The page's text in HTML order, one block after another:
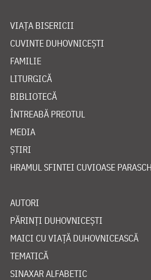
VIAȚA BISERICII
CUVINTE DUHOVNICEȘTI
FAMILIE
LITURGICĂ
BIBLIOTECĂ
ÎNTREABĂ PREOTUL
MEDIA
ȘTIRI
HRAMUL SFINTEI CUVIOASE
AUTORI
PĂRINȚI DUHOVNICEȘTI
MAICI CU VIAȚĂ DUHOVNICEASCĂ
TEMATICĂ
SINAXAR ALFABETIC